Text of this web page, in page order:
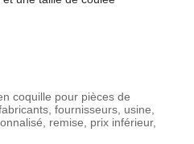
coquille pour pièces de
fournisseurs, usine,
remise, prix inférieur,